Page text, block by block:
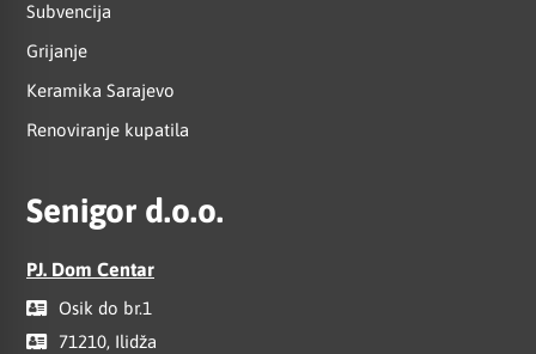
Subvencija
Grijanje
Keramika Sarajevo
Renoviranje kupatila
Senigor d.o.o.
PJ. Dom Centar
Osik do br.1
71210, Ilidža